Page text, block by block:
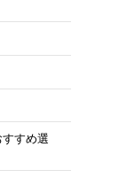
すめ選